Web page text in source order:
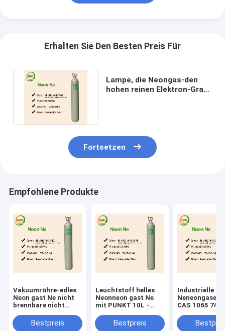
Erhalten Sie Den Besten Preis Für
Lampe, die Neongas-den
hohen reinen Elektron-Grad
Fortsetzen
Empfohlene Produkte
Vakuumröhre-edles
Neon gast Ne nicht
brennbare nicht
Bestpreis
Leuchtstoff helles
Neonneon gast Ne
mit PUNKT 10L -
Bestpreis
Industrielle
Neneongase
CAS 1065
Rohre